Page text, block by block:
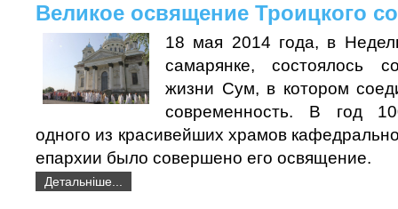
Великое освящение Троицкого
18 мая 2014 года, в
самарянке, состоялось
жизни Сум, в котором
современность. В год
одного из красивейших храмов
епархии было совершено его освящение.
Детальніше...